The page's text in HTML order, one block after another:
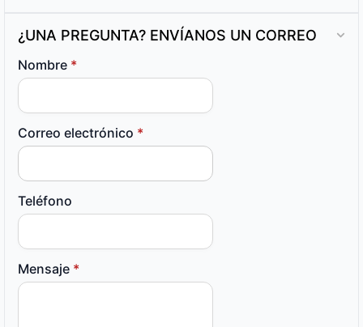
¿UNA PREGUNTA? ENVÍANOS UN CORREO
Nombre *
Correo electrónico *
Teléfono
Mensaje *